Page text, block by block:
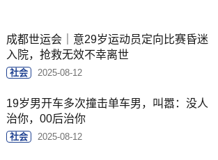
成都世运会｜意29岁运动员定向比赛昏迷
入院，抢救无效不幸离世
社会 2025-08-12
19岁男开车多次撞击单车男，叫嚣：没人
治你，00后治你
社会 2025-08-12